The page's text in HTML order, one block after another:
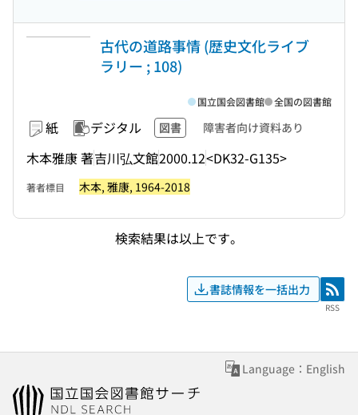
古代の道路事情 (歴史文化ライブ
ラリー ; 108)
紙 デジタル 図書 障害者向け資料あり
木本雅康 著吉川弘文館2000.12<DK32-G135>
国立国会図書館 全国の図書館
著者標目 木本, 雅康, 1964-2018
検索結果は以上です。
書誌情報を一括出力 RSS
RSS
Language：English